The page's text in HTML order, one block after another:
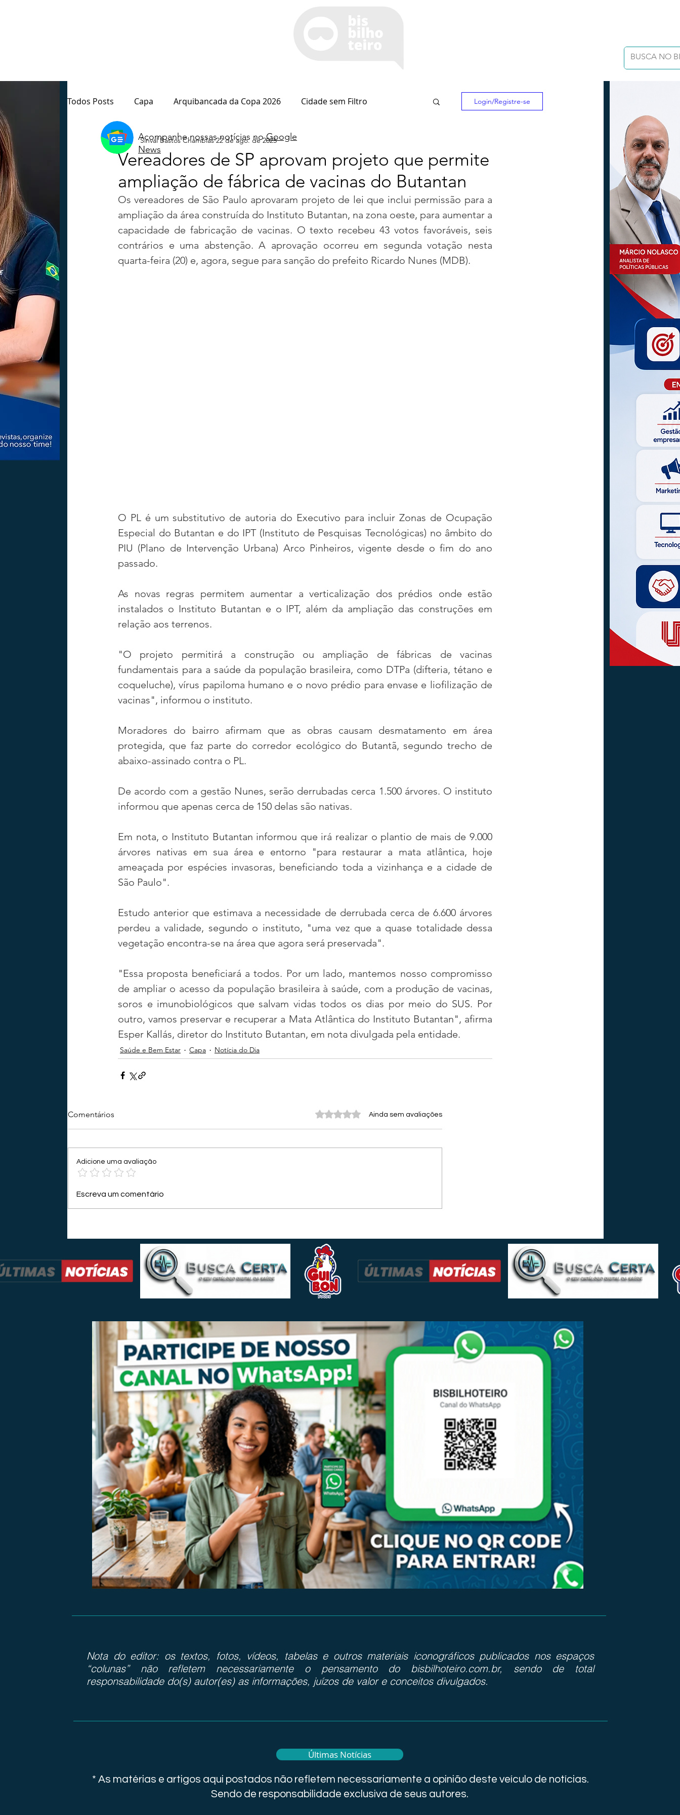
Todos Posts Capa Arquibancada da Copa 2026 Cidade sem Filtro
Quarto Poder Sala de Redação Espaço Itaipu
Destaque Paraná Política Esportes Coluna do Nolasco
Notas do Motta
Tecnologia Nacional Internacional Justiça Fama-Celebridades
Login/Registre-se
Vereadores de SP aprovam projeto que permite
ampliação de fábrica de vacinas do Butantan
Sinval Bastos Chamblas 22 de ago. de 2025
Os vereadores de São Paulo aprovaram projeto de lei que inclui permissão para a
ampliação da área construída do Instituto Butantan, na zona oeste, para aumentar a
capacidade de fabricação de vacinas. O texto recebeu 43 votos favoráveis, seis
contrários e uma abstenção. A aprovação ocorreu em segunda votação nesta
quarta-feira (20) e, agora, segue para sanção do prefeito Ricardo Nunes (MDB).
O PL é um substitutivo de autoria do Executivo para incluir Zonas de Ocupação
Especial do Butantan e do IPT (Instituto de Pesquisas Tecnológicas) no âmbito do
PIU (Plano de Intervenção Urbana) Arco Pinheiros, vigente desde o fim do ano
passado.
As novas regras permitem aumentar a verticalização dos prédios onde estão
instalados o Instituto Butantan e o IPT, além da ampliação das construções em
relação aos terrenos.
"O projeto permitirá a construção ou ampliação de fábricas de vacinas
fundamentais para a saúde da população brasileira, como DTPa (difteria, tétano e
coqueluche), vírus papiloma humano e o novo prédio para envase e liofilização de
vacinas", informou o instituto.
Moradores do bairro afirmam que as obras causam desmatamento em área
protegida, que faz parte do corredor ecológico do Butantã, segundo trecho de
abaixo-assinado contra o PL.
De acordo com a gestão Nunes, serão derrubadas cerca 1.500 árvores. O instituto
informou que apenas cerca de 150 delas são nativas.
Em nota, o Instituto Butantan informou que irá realizar o plantio de mais de 9.000
árvores nativas em sua área e entorno "para restaurar a mata atlântica, hoje
ameaçada por espécies invasoras, beneficiando toda a vizinhança e a cidade de
São Paulo".
Estudo anterior que estimava a necessidade de derrubada cerca de 6.600 árvores
perdeu a validade, segundo o instituto, "uma vez que a quase totalidade dessa
vegetação encontra-se na área que agora será preservada".
"Essa proposta beneficiará a todos. Por um lado, mantemos nosso compromisso
de ampliar o acesso da população brasileira à saúde, com a produção de vacinas,
soros e imunobiológicos que salvam vidas todos os dias por meio do SUS. Por
outro, vamos preservar e recuperar a Mata Atlântica do Instituto Butantan", afirma
Esper Kallás, diretor do Instituto Butantan, em nota divulgada pela entidade.
Saúde e Bem Estar Capa Notícia do Dia
Comentários Avaliado com 0 de 5 estrelas.
Ainda sem avaliações
Adicione uma avaliação
Escreva um comentário
Acompanhe nossas notícias noGoogle
News
Nota do editor: os textos, fotos, vídeos, tabelas e outros materiais iconográficos publicados nos espaços
“colunas” não refletem necessariamente o pensamento do bisbilhoteiro.com.br, sendo de total
responsabilidade do(s) autor(es) as informações, juízos de valor e conceitos divulgados.
Últimas Notícias
* As matérias e artigos aqui postados não refletem necessariamente a opinião deste veículo de notícias.
Sendo de responsabilidade exclusiva de seus autores.